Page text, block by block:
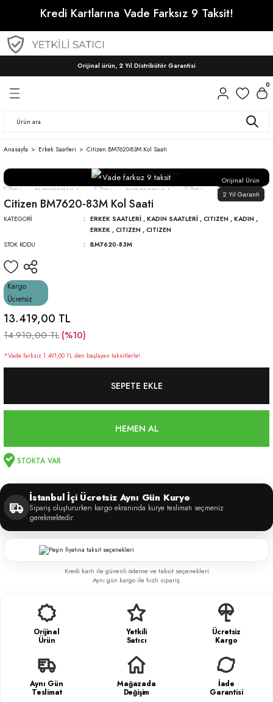
Kredi Kartlarına Vade Farksız 9 Taksit!
Orijinal ürün, 2 Yıl Distribütör Garantisi
Geri Dön
Citizen Automatic Saatler
Prospex
Conceptual
Geri Dön
Presage
Geri Dön
Erkek
Erkek
0
Anasayfa Erkek Saatleri Citizen BM7620-83M Kol Saati
Orijinal Ürün
2 Yıl Garanti
Vade farksız 9 taksit
Citizen BM7620-83M Kol Saati
KATEGORI ERKEK SAATLERI , KADIN SAATLERI , CITIZEN , KADIN ,
ERKEK , CITIZEN , CITIZEN
STOK KODU
BM7620-83M
Kargo
Ücretsiz
13.419,00 TL
14.910,00 TL (%10)
*Vade farksız 1.491,00 TL den başlayan taksitlerle!
SEPETE EKLE
HEMEN AL
STOKTA VAR
İstanbul İçi Ücretsiz Aynı Gün Kurye
Sipariş oluştururken kargo ekranında kurye teslimatı seçmeniz
gerekmektedir.
Kredi kartı ile güvenli ödeme ve taksit seçenekleri
Aynı gün kargo ile hızlı sipariş.
Orijinal
Ürün
Yetkili
Satıcı
Ücretsiz
Kargo
Aynı Gün
Teslimat
Mağazada
Değişim
İade
Garantisi